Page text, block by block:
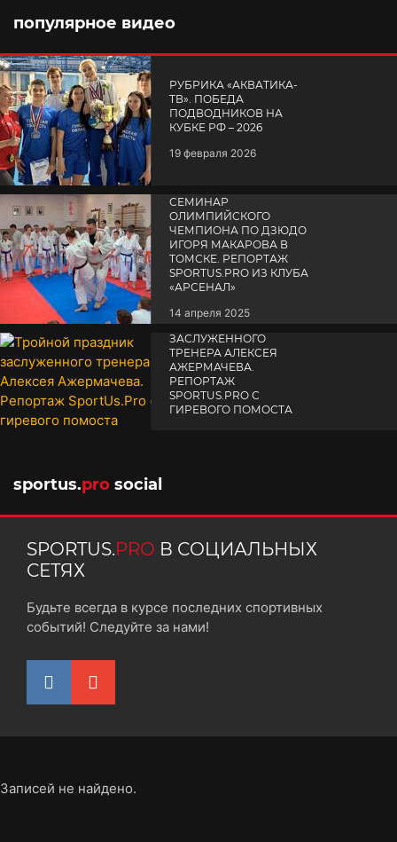
популярное видео
РУБРИКА «АКВАТИКА-
TВ». ПОБЕДА
ПОДВОДНИКОВ НА
КУБКЕ РФ – 2026
19 февраля 2026
СЕМИНАР
ОЛИМПИЙСКОГО
ЧЕМПИОНА ПО ДЗЮДО
ИГОРЯ МАКАРОВА В
ТОМСКЕ. РЕПОРТАЖ
SPORTUS.PRO ИЗ КЛУБА
«АРСЕНАЛ»
14 апреля 2025
ЗАСЛУЖЕННОГО
ТРЕНЕРА АЛЕКСЕЯ
АЖЕРМАЧЕВА.
РЕПОРТАЖ
SPORTUS.PRO С
ГИРЕВОГО ПОМОСТА
sportus.pro social
SPORTUS.PRO В СОЦИАЛЬНЫХ
СЕТЯХ
Будьте всегда в курсе последних спортивных
событий! Следуйте за нами!
Записей не найдено.